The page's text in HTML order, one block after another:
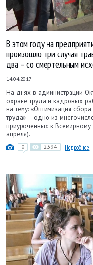
В этом году на
произошло три случая
два – со смертельным
14.04.2017
На днях в администрации
охране труда и кадровых
на тему: «Оптимизация
труда» -- одно из
приуроченных к
апреля).
0 2394 Подробнее